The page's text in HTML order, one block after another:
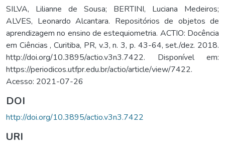
SILVA, Lilianne de Sousa; BERTINI, Luciana Medeiros;
ALVES, Leonardo Alcantara. Repositórios de objetos de
aprendizagem no ensino de estequiometria. ACTIO: Docência
em Ciências , Curitiba, PR, v.3, n. 3, p. 43-64, set./dez. 2018.
http://doi.org/10.3895/actio.v3n3.7422. Disponível em:
https://periodicos.utfpr.edu.br/actio/article/view/7422.
Acesso: 2021-07-26
DOI
http://doi.org/10.3895/actio.v3n3.7422
URI